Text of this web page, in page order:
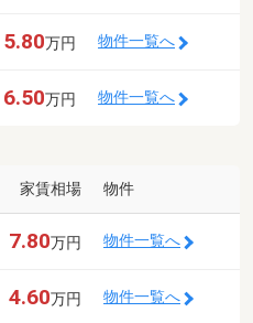
5.80万円 物件一覧へ
6.50万円 物件一覧へ
家賃相場 物件
7.80万円 物件一覧へ
4.60万円 物件一覧へ